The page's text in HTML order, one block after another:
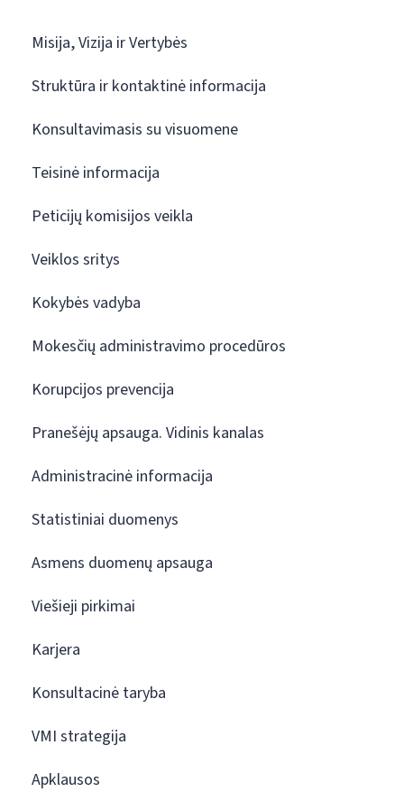
Misija, Vizija ir Vertybės
Struktūra ir kontaktinė informacija
Konsultavimasis su visuomene
Teisinė informacija
Peticijų komisijos veikla
Veiklos sritys
Kokybės vadyba
Mokesčių administravimo procedūros
Korupcijos prevencija
Pranešėjų apsauga. Vidinis kanalas
Administracinė informacija
Statistiniai duomenys
Asmens duomenų apsauga
Viešieji pirkimai
Karjera
Konsultacinė taryba
VMI strategija
Apklausos